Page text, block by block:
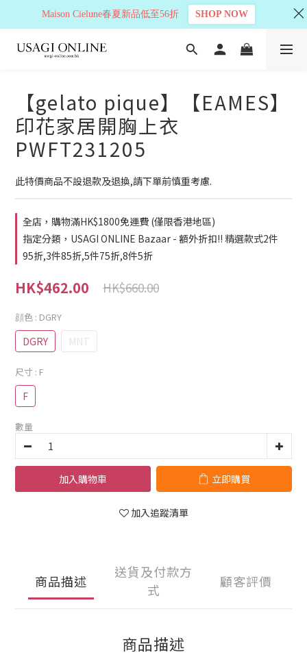
【gelato pique】【EAMES】
印花家居開胸上衣
PWFT231205
此特價商品不設退款及退換,請下單前慎重考慮.
全店，購物滿HK$1800免運費 (僅限香港地區)
指定分類，USAGI ONLINE Bazaar - 額外折扣!! 精選款式2件
95折,3件85折,5件75折,8件5折
HK$462.00 HK$660.00
顔色 : DGRY
DGRY MNT
尺寸 : F
F
數量
加入購物車 立即購買
加入追蹤清單
商品描述
送貨及付款方
式
顧客評價
商品描述
Maison Cielune春夏新品低至56折 SHOP NOW